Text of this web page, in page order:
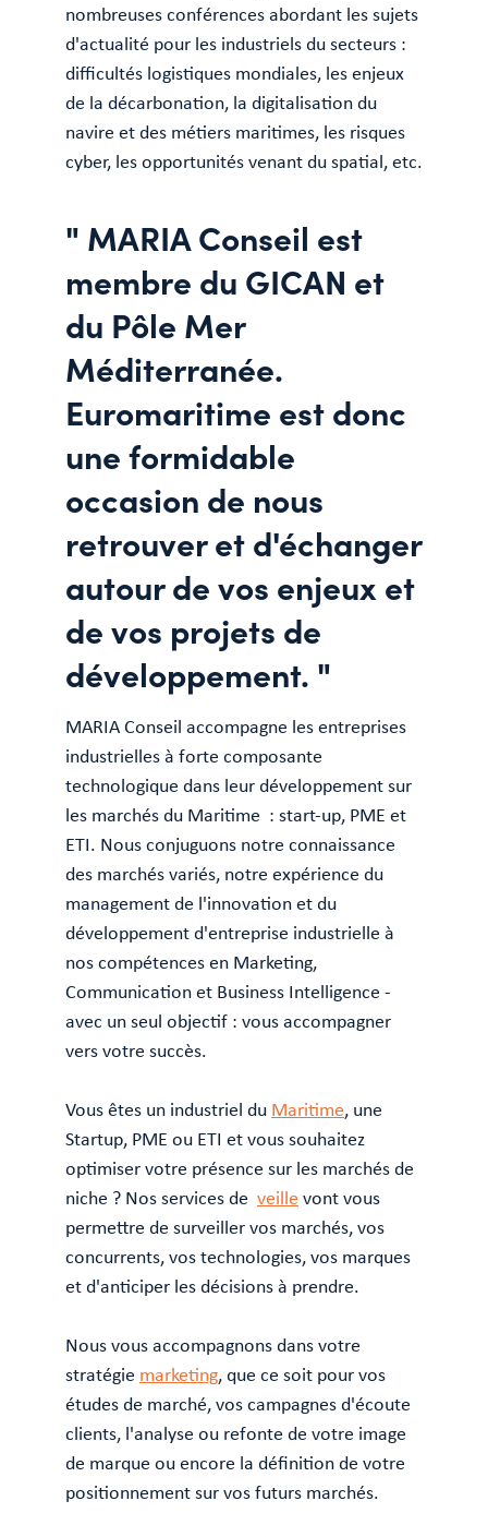
nombreuses conférences abordant les sujets
d'actualité pour les industriels du secteurs :
difficultés logistiques mondiales, les enjeux
de la décarbonation, la digitalisation du
navire et des métiers maritimes, les risques
cyber, les opportunités venant du spatial, etc.
" MARIA Conseil est
membre du GICAN et
du Pôle Mer
Méditerranée.
Euromaritime est donc
une formidable
occasion de nous
retrouver et d'échanger
autour de vos enjeux et
de vos projets de
développement. "
MARIA Conseil accompagne les entreprises
industrielles à forte composante
technologique dans leur développement sur
les marchés du Maritime : start-up, PME et
ETI. Nous conjuguons notre connaissance
des marchés variés, notre expérience du
management de l'innovation et du
développement d'entreprise industrielle à
nos compétences en Marketing,
Communication et Business Intelligence -
avec un seul objectif : vous accompagner
vers votre succès.
Vous êtes un industriel du Maritime, une
Startup, PME ou ETI et vous souhaitez
optimiser votre présence sur les marchés de
niche ? Nos services de veille vont vous
permettre de surveiller vos marchés, vos
concurrents, vos technologies, vos marques
et d'anticiper les décisions à prendre.
Nous vous accompagnons dans votre
stratégie marketing, que ce soit pour vos
études de marché, vos campagnes d'écoute
clients, l'analyse ou refonte de votre image
de marque ou encore la définition de votre
positionnement sur vos futurs marchés.